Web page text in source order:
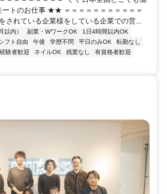
トのお仕事 ★★ ＝＝＝＝＝＝＝＝＝＝＝
されている企業様をしている企業での営...
以内） 副業・WワークOK
1日4時間以内OK
フト自由 午後 学歴不問 平日のみOK
転勤なし
経験者歓迎 ネイルOK 残業なし
有資格者歓迎